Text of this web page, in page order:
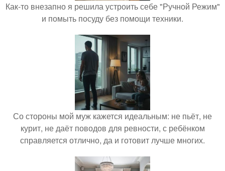
Как-то внезапно я решила устроить себе "Ручной Режим"
и помыть посуду без помощи техники.
Со стороны мой муж кажется идеальным: не пьёт, не
курит, не даёт поводов для ревности, с ребёнком
справляется отлично, да и готовит лучше многих.